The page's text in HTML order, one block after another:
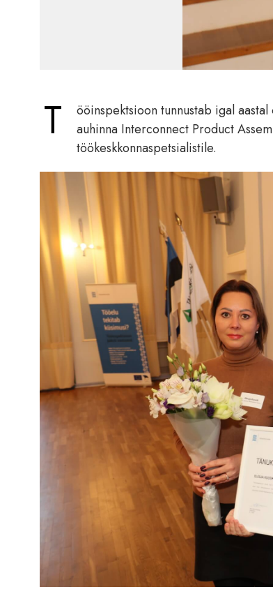
T
ööinspektsioon tunnustab igal
auhinna Interconnect Product
töökeskkonnaspetsialistile.